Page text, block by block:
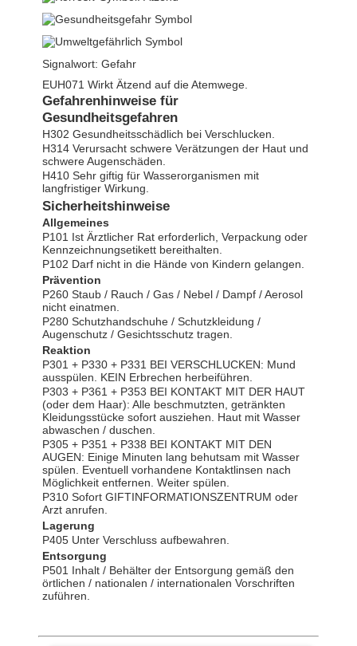
Signalwort: Gefahr
EUH071 Wirkt Ätzend auf die Atemwege.
Gefahrenhinweise für
Gesundheitsgefahren
H302 Gesundheitsschädlich bei Verschlucken.
H314 Verursacht schwere Verätzungen der Haut und
schwere Augenschäden.
H410 Sehr giftig für Wasserorganismen mit
langfristiger Wirkung.
Sicherheitshinweise
Allgemeines
P101 Ist Ärztlicher Rat erforderlich, Verpackung oder
Kennzeichnungsetikett bereithalten.
P102 Darf nicht in die Hände von Kindern gelangen.
Prävention
P260 Staub / Rauch / Gas / Nebel / Dampf / Aerosol
nicht einatmen.
P280 Schutzhandschuhe / Schutzkleidung /
Augenschutz / Gesichtsschutz tragen.
Reaktion
P301 + P330 + P331 BEI VERSCHLUCKEN: Mund
ausspülen. KEIN Erbrechen herbeiführen.
P303 + P361 + P353 BEI KONTAKT MIT DER HAUT
(oder dem Haar): Alle beschmutzten, getränkten
Kleidungsstücke sofort ausziehen. Haut mit Wasser
abwaschen / duschen.
P305 + P351 + P338 BEI KONTAKT MIT DEN
AUGEN: Einige Minuten lang behutsam mit Wasser
spülen. Eventuell vorhandene Kontaktlinsen nach
Möglichkeit entfernen. Weiter spülen.
P310 Sofort GIFTINFORMATIONSZENTRUM oder
Arzt anrufen.
Lagerung
P405 Unter Verschluss aufbewahren.
Entsorgung
P501 Inhalt / Behälter der Entsorgung gemäß den
örtlichen / nationalen / internationalen Vorschriften
zuführen.
Perfekt schrieb am
07.10.2024
Anwendung, perfekt im
Resultat. Kleinere Kratzer
lesen
Markus schrieb am